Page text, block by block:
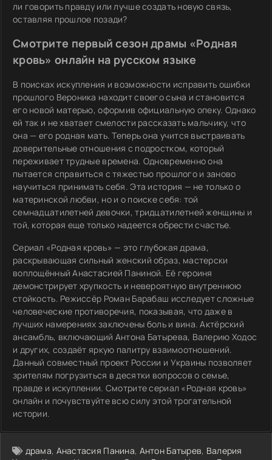
ли говорить правду или лучше создать новую связь,
оставляя прошлое позади?
Смотрите первый сезон драмы «Родная
кровь» онлайн на русском языке
В поисках искупления и возможности исправить ошибки
прошлого Вероника находит своего сына и становится
его новой матерью, оформив официальную опеку. Однако
ей так и не хватает смелости рассказать мальчику, что
она — его родная мать. Теперь она учится выстраивать
доверительные отношения с подростком, который
переживает трудные времена. Одновременно она
пытается справиться с тяжестью прошлого и заново
научиться принимать себя. Эта история — не только о
материнской любви, но и о поиске себя: той
семнадцатилетней девочки, тридцатилетней женщины и
той, которая еще только надеется обрести счастье.
Сериал «Родная кровь» — это глубокая драма,
раскрывающая сильный женский образ, мастерски
воплощённый Анастасией Паниной. Её героиня
демонстрирует хрупкость и невероятную внутреннюю
стойкость. Режиссёр Роман Барабаш исследует сложные
человеческие противоречия, показывая, что даже в
лучших намерениях заключены боль и вина. Актёрский
ансамбль, включающий Антона Батырева, Валерию Ходос
и других, создаёт яркую палитру взаимоотношений.
Данный совместный проект России и Украины позволяет
зрителям погрузиться в десятки вопросов о семье,
правде и искуплении. Смотрите сериал «Родная кровь»
онлайн и почувствуйте всю силу этой трогательной
истории.
драма, Анастасия Панина, Антон Батырев, Валерия